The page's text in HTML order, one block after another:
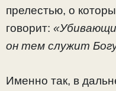
прелестью, о
говорит:
он тем служит
Именно так, в